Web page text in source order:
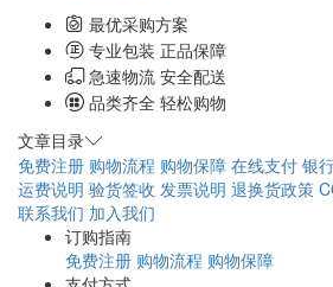
最优采购方案
专业包装 正品保障
急速物流 安全配送
品类齐全 轻松购物
文章目录
免费注册 购物流程 购物保障 在线支付 银
运费说明 验货签收 发票说明 退换货政策
联系我们 加入我们
订购指南
免费注册 购物流程 购物保障